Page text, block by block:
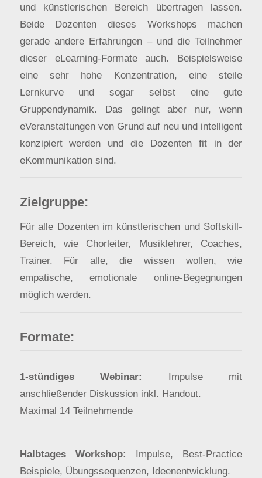
und künstlerischen Bereich übertragen lassen.
Beide Dozenten dieses Workshops machen
gerade andere Erfahrungen – und die Teilnehmer
dieser eLearning-Formate auch. Beispielsweise
eine sehr hohe Konzentration, eine steile
Lernkurve und sogar selbst eine gute
Gruppendynamik. Das gelingt aber nur, wenn
eVeranstaltungen von Grund auf neu und intelligent
konzipiert werden und die Dozenten fit in der
eKommunikation sind.
Zielgruppe:
Für alle Dozenten im künstlerischen und Softskill-
Bereich, wie Chorleiter, Musiklehrer, Coaches,
Trainer. Für alle, die wissen wollen, wie
empatische, emotionale online-Begegnungen
möglich werden.
Formate:
1-stündiges Webinar: Impulse mit
anschließender Diskussion inkl. Handout.
Maximal 14 Teilnehmende
Halbtages Workshop: Impulse, Best-Practice
Beispiele, Übungssequenzen, Ideenentwicklung.